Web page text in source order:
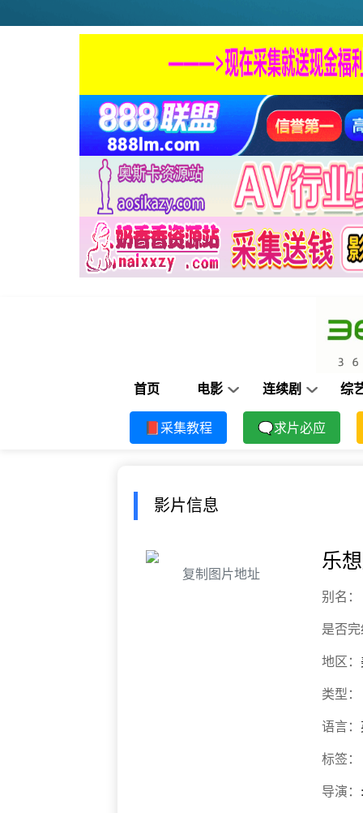
首页 电影 连续剧 综
📕采集教程 🗨求片必应
影片信息
复制图片地址
乐
别名：
是否
地区：
类型：
语言：
标签：
导演：